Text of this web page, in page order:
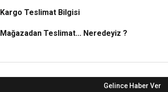
Kargo Teslimat Bilgisi
Mağazadan Teslimat... Neredeyiz ?
Gelince Haber Ver